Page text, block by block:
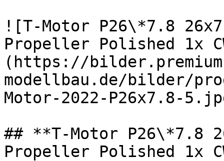
![T-Motor P26\*7.8
Propeller Polished 1x
(https://
modellbau.de/bilder/
Motor-2022-P26x7.8-
## **T-Motor P26\*7.8
Propeller Polished 1x